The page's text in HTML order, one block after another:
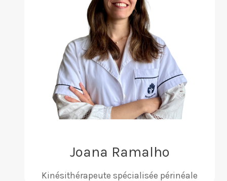
Joana Ramalho
Kinésithérapeute spécialisée périnéale